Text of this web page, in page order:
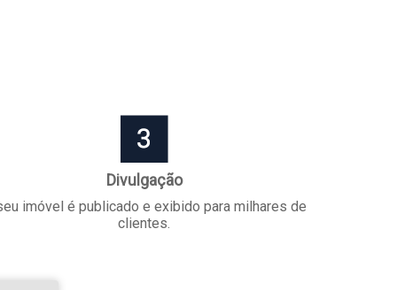
Divulgação
imóvel é publicado e exibido para milhares de
clientes.